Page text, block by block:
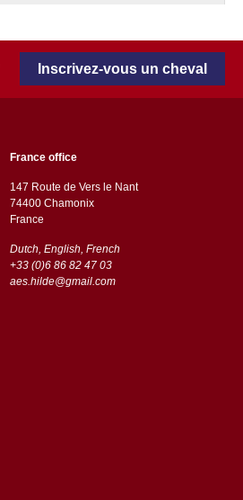
Inscrivez-vous un cheval
France office
147 Route de Vers le Nant
74400 Chamonix
France
Dutch, English, French
+33 (0)6 86 82 47 03
aes.hilde@gmail.com